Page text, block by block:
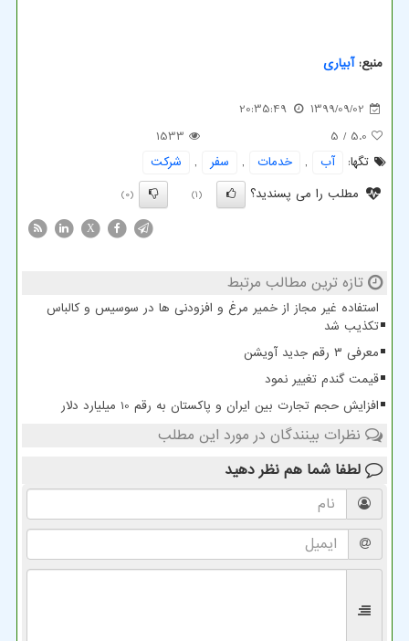
منبع:آبیاری
1399/09/02
20:35:49
5.0
/ 5
1533
تگها:
آب , خدمات , سفر ,
شركت
مطلب را می پسندید؟
(1)
(0)
X
تازه ترین مطالب مرتبط
استفاده غیر مجاز از خمیر مرغ و افزودنی ها در سوسیس و کالباس
تکذیب شد
معرفی ۳ رقم جدید آویشن
قیمت گندم تغییر نمود
افزایش حجم تجارت بین ایران و پاکستان به رقم 10 میلیارد دلار
نظرات بینندگان در مورد این مطلب
لطفا شما هم نظر دهید